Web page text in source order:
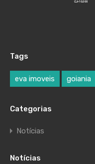
Tags
eva imoveis goiania
Categorias
Notícias
Notícias